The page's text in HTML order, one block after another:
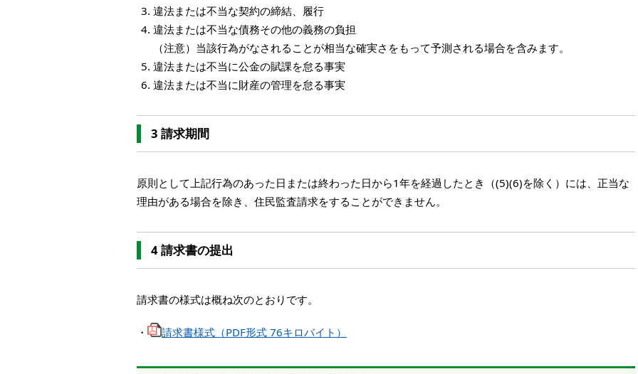
違法または不当な契約の締結、履行
違法または不当な債務その他の義務の負担
（注意）当該行為がなされることが相当な確実さをもって予測される場合を含みます。
違法または不当に公金の賦課を怠る事実
違法または不当に財産の管理を怠る事実
3 請求期間
原則として上記行為のあった日または終わった日から1年を経過したとき（(5)(6)を除く）には、正当な
理由がある場合を除き、住民監査請求をすることができません。
4 請求書の提出
請求書の様式は概ね次のとおりです。
・ 請求書様式（PDF形式 76キロバイト）